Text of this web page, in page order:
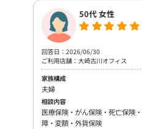
50代 女性
回答日：2026/06/30
ご利用店舗：大崎古川オフィス
家族構成
夫婦
相談内容
医療保険・がん保険・死亡保険
障・変額・外貨保険